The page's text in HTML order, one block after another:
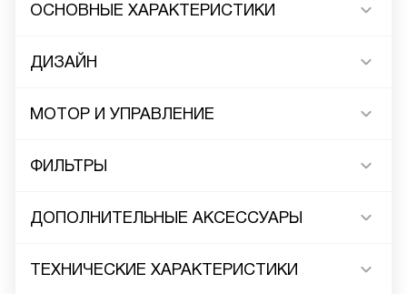
ОСНОВНЫЕ ХАРАКТЕРИСТИКИ
ДИЗАЙН
МОТОР И УПРАВЛЕНИЕ
ФИЛЬТРЫ
ДОПОЛНИТЕЛЬНЫЕ АКСЕССУАРЫ
ТЕХНИЧЕСКИЕ ХАРАКТЕРИСТИКИ